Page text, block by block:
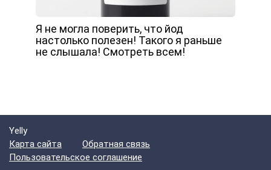
Я не могла поверить, что йод
настолько полезен! Такого я раньше
не слышала! Смотреть всем!
Yelly
Карта сайта
Обратная связь
Пользовательское соглашение